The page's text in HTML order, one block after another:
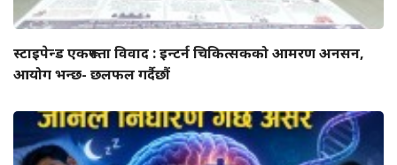
स्टाइपेन्ड एकरूपता विवाद : इन्टर्न चिकित्सकको आमरण अनसन,
आयोग भन्छ- छलफल गर्दैछौं